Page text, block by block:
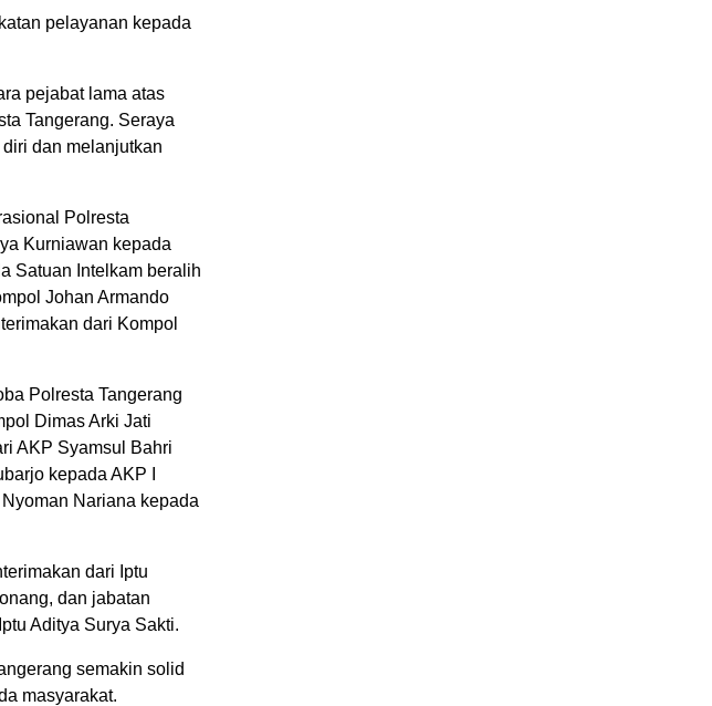
pelayanan kepada
pejabat lama atas
Tangerang. Seraya
dan melanjutkan
Polresta
Kurniawan kepada
Satuan Intelkam beralih
Johan Armando
dari Kompol
Polresta Tangerang
Dimas Arki Jati
AKP Syamsul Bahri
kepada AKP I
Nariana kepada
dari Iptu
dan jabatan
Aditya Surya Sakti.
semakin solid
masyarakat.